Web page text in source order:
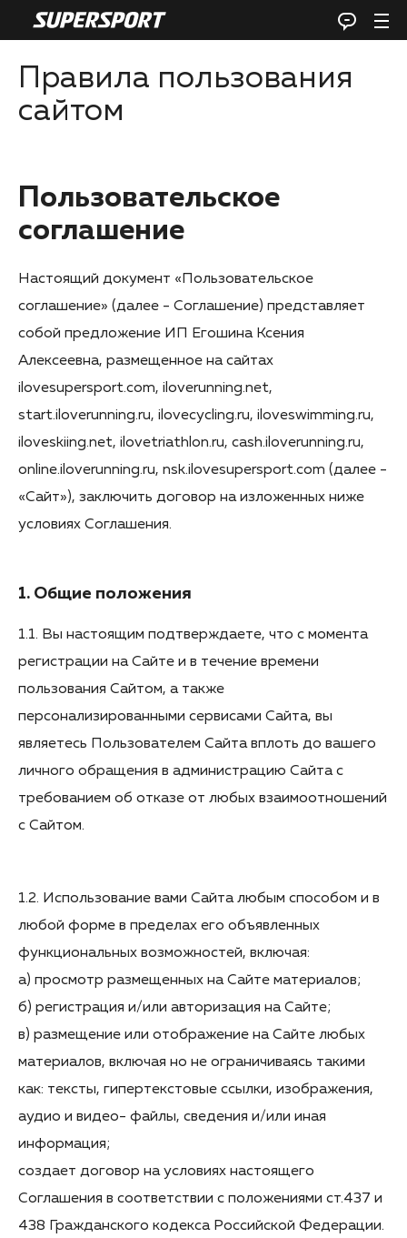
Правила пользования
сайтом
Пользовательское
соглашение
Настоящий документ «Пользовательское
соглашение» (далее - Соглашение) представляет
собой предложение ИП Егошина Ксения
Алексеевна, размещенное на сайтах
ilovesupersport.com, iloverunning.net,
start.iloverunning.ru, ilovecycling.ru, iloveswimming.ru,
iloveskiing.net, ilovetriathlon.ru, cash.iloverunning.ru,
online.iloverunning.ru, nsk.ilovesupersport.com (далее -
«Сайт»), заключить договор на изложенных ниже
условиях Соглашения.
1. Общие положения
1.1. Вы настоящим подтверждаете, что с момента
регистрации на Сайте и в течение времени
пользования Сайтом, а также
персонализированными сервисами Сайта, вы
являетесь Пользователем Сайта вплоть до вашего
личного обращения в администрацию Сайта с
требованием об отказе от любых взаимоотношений
с Сайтом.
1.2. Использование вами Сайта любым способом и в
любой форме в пределах его объявленных
функциональных возможностей, включая:
а) просмотр размещенных на Сайте материалов;
б) регистрация и/или авторизация на Сайте;
в) размещение или отображение на Сайте любых
материалов, включая но не ограничиваясь такими
как: тексты, гипертекстовые ссылки, изображения,
аудио и видео- файлы, сведения и/или иная
информация;
создает договор на условиях настоящего
Соглашения в соответствии с положениями ст.437 и
438 Гражданского кодекса Российской Федерации.